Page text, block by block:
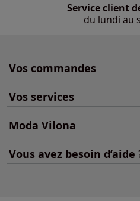
Service client
du lundi au
Vos commandes
Vos services
Moda Vilona
Vous avez besoin d’aide